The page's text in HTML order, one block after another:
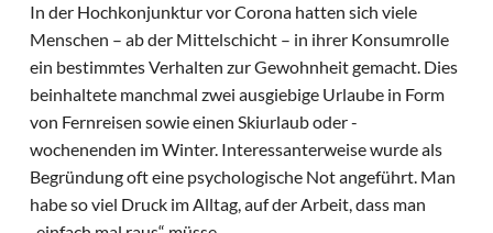
In der Hochkonjunktur vor Corona hatten sich viele
Menschen – ab der Mittelschicht – in ihrer Konsumrolle
ein bestimmtes Verhalten zur Gewohnheit gemacht. Dies
beinhaltete manchmal zwei ausgiebige Urlaube in Form
von Fernreisen sowie einen Skiurlaub oder -
wochenenden im Winter. Interessanterweise wurde als
Begründung oft eine psychologische Not angeführt. Man
habe so viel Druck im Alltag, auf der Arbeit, dass man